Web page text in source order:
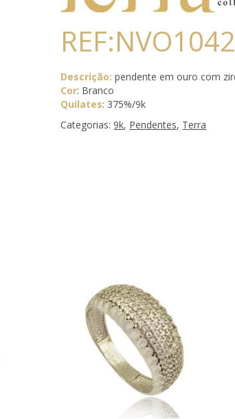
Descrição:pendente em ouro com
Cor: Branco
Quilates: 375%/9k
Categorias:9k, Pendentes, Terra